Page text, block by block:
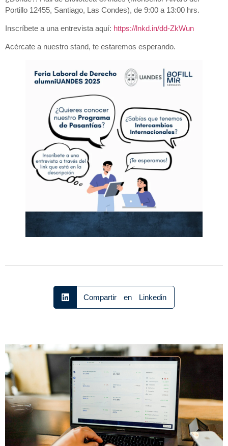
Portillo 12455, Santiago, Las Condes), de 9:00 a 13:00 hrs.
Inscríbete a una entrevista aquí: https://lnkd.in/dd-ZkWun
Acércate a nuestro stand, te estaremos esperando.
Compartir en Linkedin